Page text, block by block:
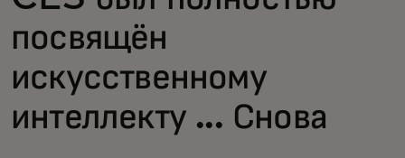
Для новаторов
Новости и тренды
посвящён
искусственному
интеллекту ... Снова